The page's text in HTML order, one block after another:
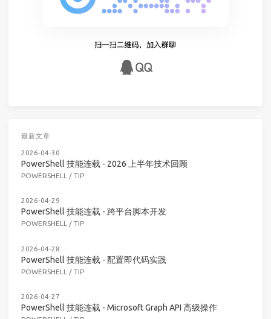
最新文章
2026-04-30
PowerShell 技能连载 - 2026 上半年技术回顾
POWERSHELL / TIP
2026-04-29
PowerShell 技能连载 - 跨平台脚本开发
POWERSHELL / TIP
2026-04-28
PowerShell 技能连载 - 配置即代码实践
POWERSHELL / TIP
2026-04-27
PowerShell 技能连载 - Microsoft Graph API 高级操作